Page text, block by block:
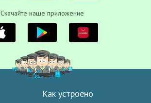
Скачайте наше приложение
Как устроено